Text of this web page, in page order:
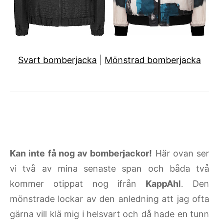
Svart bomberjacka Mönstrad bomberjacka
Kan inte få nog av bomberjackor! Här ovan ser
vi två av mina senaste span och båda två
kommer otippat nog ifrån KappAhl. Den
mönstrade lockar av den anledning att jag ofta
gärna vill klä mig i helsvart och då hade en tunn